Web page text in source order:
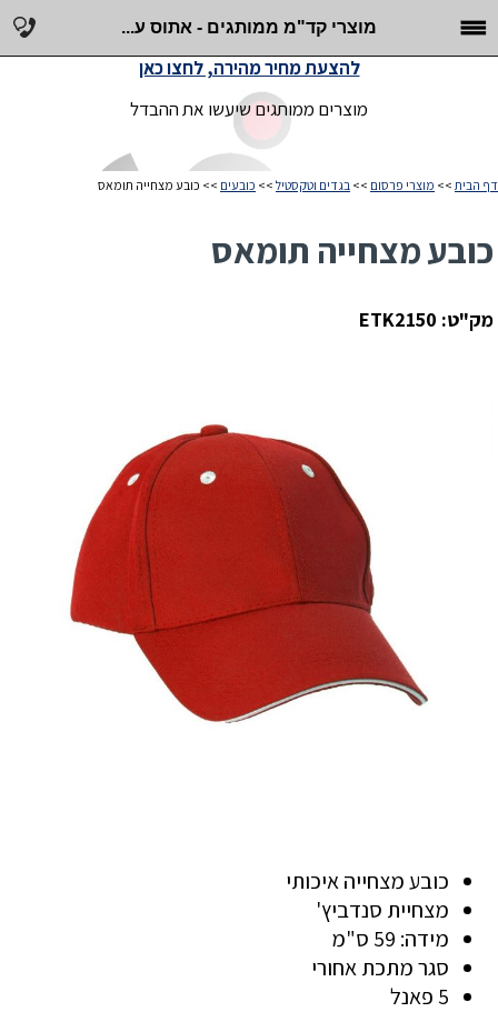
מוצרי קד"מ ממותגים - אתוס ע...
מוצרים ממותגים שיעשו את ההבדל
להצעת מחיר מהירה, לחצו כאן
דף הבית >> מוצרי פרסום >> בגדים וטקסטיל >> כובעים >> כובע מצחייה תומאס
כובע מצחייה תומאס
מק"ט: ETK2150
כובע מצחייה איכותי
מצחיית סנדביץ'
מידה: 59 ס"מ
סגר מתכת אחורי
5 פאנל